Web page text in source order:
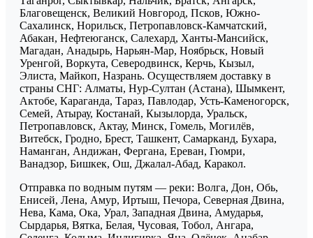
Благовещенск, Великий Новгород, Псков, Южно-
Сахалинск, Норильск, Петропавловск-Камчатский,
Абакан, Нефтеюганск, Салехард, Ханты-Мансийск,
Магадан, Анадырь, Нарьян-Мар, Ноябрьск, Новый
Уренгой, Воркута, Северодвинск, Керчь, Кызыл,
Элиста, Майкоп, Назрань. Осуществляем доставку в
страны СНГ: Алматы, Нур-Султан (Астана), Шымкент,
Актобе, Караганда, Тараз, Павлодар, Усть-Каменогорск,
Семей, Атырау, Костанай, Кызылорда, Уральск,
Петропавловск, Актау, Минск, Гомель, Могилёв,
Витебск, Гродно, Брест, Ташкент, Самарканд, Бухара,
Наманган, Андижан, Фергана, Ереван, Гюмри,
Ванадзор, Бишкек, Ош, Джалал-Абад, Каракол.
Отправка по водным путям — реки: Волга, Дон, Обь,
Енисей, Лена, Амур, Иртыш, Печора, Северная Двина,
Нева, Кама, Ока, Урал, Западная Двина, Амударья,
Сырдарья, Вятка, Белая, Чусовая, Тобол, Ангара,